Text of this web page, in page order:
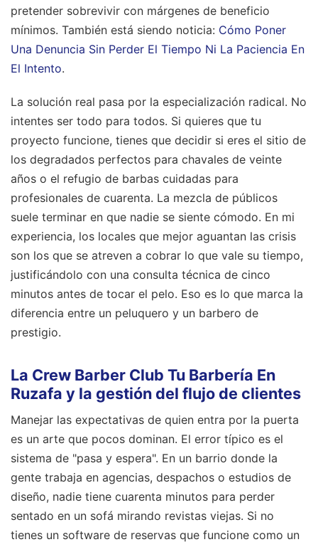
pretender sobrevivir con márgenes de beneficio
mínimos. También está siendo noticia: Cómo Poner
Una Denuncia Sin Perder El Tiempo Ni La Paciencia En
El Intento.
La solución real pasa por la especialización radical. No
intentes ser todo para todos. Si quieres que tu
proyecto funcione, tienes que decidir si eres el sitio de
los degradados perfectos para chavales de veinte
años o el refugio de barbas cuidadas para
profesionales de cuarenta. La mezcla de públicos
suele terminar en que nadie se siente cómodo. En mi
experiencia, los locales que mejor aguantan las crisis
son los que se atreven a cobrar lo que vale su tiempo,
justificándolo con una consulta técnica de cinco
minutos antes de tocar el pelo. Eso es lo que marca la
diferencia entre un peluquero y un barbero de
prestigio.
La Crew Barber Club Tu Barbería En
Ruzafa y la gestión del flujo de clientes
Manejar las expectativas de quien entra por la puerta
es un arte que pocos dominan. El error típico es el
sistema de "pasa y espera". En un barrio donde la
gente trabaja en agencias, despachos o estudios de
diseño, nadie tiene cuarenta minutos para perder
sentado en un sofá mirando revistas viejas. Si no
tienes un software de reservas que funcione como un